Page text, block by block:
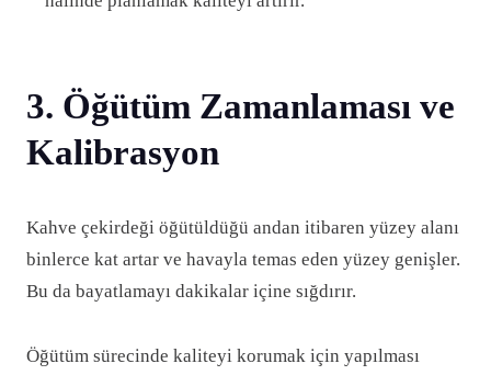
3. Öğütüm Zamanlaması ve
Kalibrasyon
Kahve çekirdeği öğütüldüğü andan itibaren yüzey alanı
binlerce kat artar ve havayla temas eden yüzey genişler.
Bu da bayatlamayı dakikalar içine sığdırır.
Öğütüm sürecinde kaliteyi korumak için yapılması